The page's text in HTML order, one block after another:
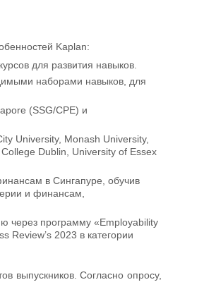
Kaplan:
для развития навыков.
наборами навыков, для
(SSG/CPE) и
University, Monash University,
Dublin, University of Essex
в Сингапуре, обучив
и финансам,
через программу «Employability
2023 в категории
выпускников. Согласно опросу,